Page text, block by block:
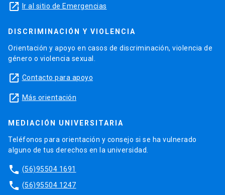
launch Ir al sitio de Emergencias
DISCRIMINACIÓN Y VIOLENCIA
Orientación y apoyo en casos de discriminación, violencia de
género o violencia sexual.
launch Contacto para apoyo
launch Más orientación
MEDIACIÓN UNIVERSITARIA
Teléfonos para orientación y consejo si se ha vulnerado
alguno de tus derechos en la universidad.
phone (56)95504 1691
phone (56)95504 1247